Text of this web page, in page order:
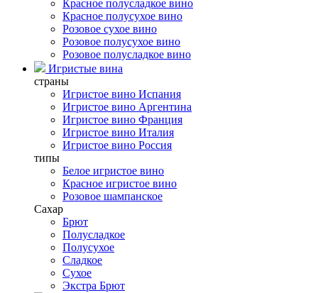
Красное полусладкое вино
Красное полусухое вино
Розовое сухое вино
Розовое полусухое вино
Розовое полусладкое вино
Игристые вина
страны
Игристое вино Испания
Игристое вино Аргентина
Игристое вино Франция
Игристое вино Италия
Игристое вино Россия
типы
Белое игристое вино
Красное игристое вино
Розовое шампанское
Сахар
Брют
Полусладкое
Полусухое
Сладкое
Сухое
Экстра Брют